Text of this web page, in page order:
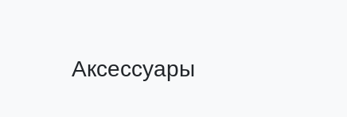
Аксессуары